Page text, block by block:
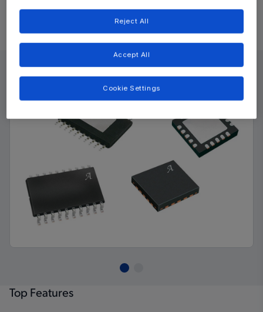
Product Details
Top Features
Reject All
Accept All
Cookie Settings